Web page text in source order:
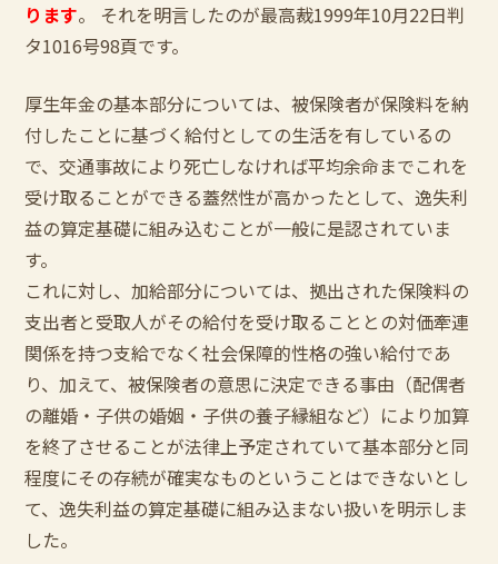
ります。 それを明言したのが最高裁1999年10月22日判
タ1016号98頁です。
厚生年金の基本部分については、被保険者が保険料を納
付したことに基づく給付としての生活を有しているの
で、交通事故により死亡しなければ平均余命までこれを
受け取ることができる蓋然性が高かったとして、逸失利
益の算定基礎に組み込むことが一般に是認されていま
す。
これに対し、加給部分については、拠出された保険料の
支出者と受取人がその給付を受け取ることとの対価牽連
関係を持つ支給でなく社会保障的性格の強い給付であ
り、加えて、被保険者の意思に決定できる事由（配偶者
の離婚・子供の婚姻・子供の養子縁組など）により加算
を終了させることが法律上予定されていて基本部分と同
程度にその存続が確実なものということはできないとし
て、逸失利益の算定基礎に組み込まない扱いを明示しま
した。